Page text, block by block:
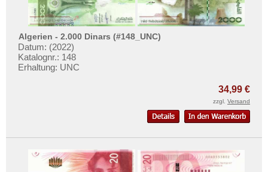
Sierra Leone
Somalia
Somaliland
St. Helena
Tansania
Algerien - 2.000 Dinars (#148_UNC)
Datum: (2022)
Katalognr.: 148
Erhaltung: UNC
34,99 €
zzgl. Versand